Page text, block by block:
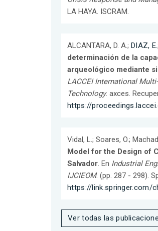
LA HAYA. ISCRAM.
ALCANTARA, D. A.; DIAZ, E.
determinación de la
arqueológico mediante
LACCEI International
Technology. axces.
https://
Vidal, L.; Soares, O.;
Model for the Design of
Salvador . En Industrial
IJCIEOM. (pp. 287 - 298).
https://link.springer.com/
Ver todas las